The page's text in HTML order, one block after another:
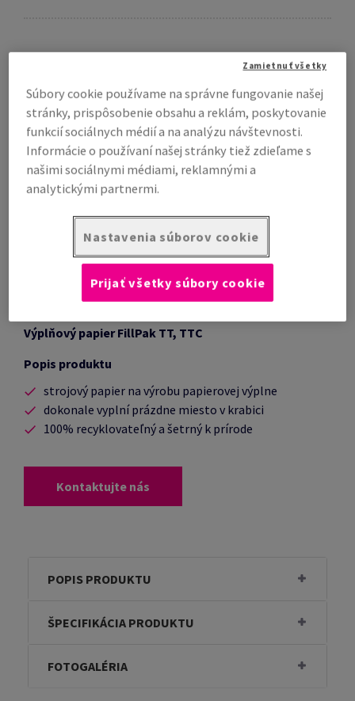
Výplňový papier FillPak TT, TTC
Popis produktu
strojový papier na výrobu papierovej výplne
dokonale vyplní prázdne miesto v krabici
100% recyklovateľný a šetrný k prírode
Kontaktujte nás
POPIS PRODUKTU
ŠPECIFIKÁCIA PRODUKTU
FOTOGALÉRIA
Súbory cookie používame na správne fungovanie našej
stránky, prispôsobenie obsahu a reklám, poskytovanie
funkcií sociálnych médií a na analýzu návštevnosti.
Informácie o používaní našej stránky tiež zdieľame s
našimi sociálnymi médiami, reklamnými a
analytickými partnermi.
Nastavenia súborov cookie
Zamietnuť všetky
Prijať všetky súbory cookie